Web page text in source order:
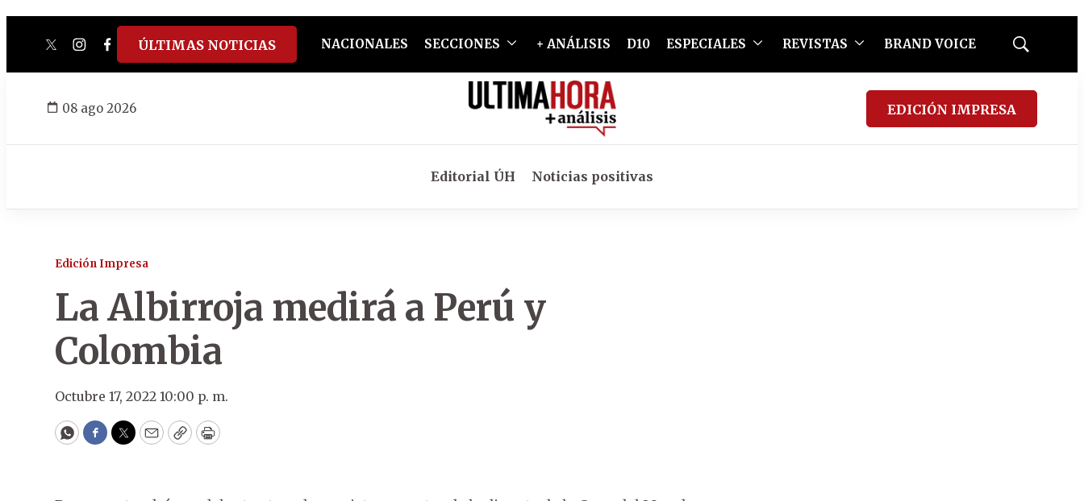
twitterinstagram
facebook
tiktokyoutube
spotify
ÚLTIMAS NOTICIAS NACIONALES SECCIONES + ANÁLISIS D10 ESPECIALES REVISTAS BRAND VOICE
Mostrar
08 ago 2026 EDICIÓN IMPRESA
Editorial ÚH Noticias positivas
Edición Impresa
La Albirroja medirá a Perú y
Colombia
Octubre 17, 2022 10:00 p. m.
WhatsApp
Facebook
Twitter
EmailCopyPrint